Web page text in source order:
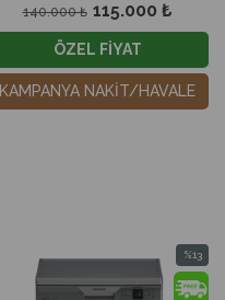
115.000 ₺
140.000 ₺
ÖZEL FİYAT
KAMPANYA NAKİT/HAVALE
%13
İndirim